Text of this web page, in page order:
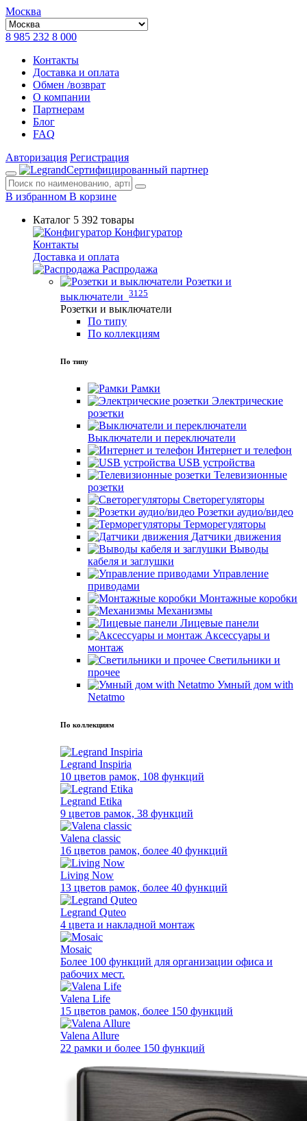
Москва
8 985 232 8 000
Контакты
Доставка и оплата
Обмен /возврат
О компании
Партнерам
Блог
FAQ
Авторизация Регистрация
Сертифицированный партнер
В избранном В корзине
Каталог 5 392 товары
Конфигуратор
Контакты
Доставка и оплата
Распродажа
Розетки и
выключатели 3125
Розетки и выключатели
По типу
По коллекциям
По типу
Рамки
Электрические
розетки
Выключатели и переключатели
Интернет и телефон
USB устройства
Телевизионные
розетки
Светорегуляторы
Розетки аудио/видео
Терморегуляторы
Датчики движения
Выводы
кабеля и заглушки
Управление
приводами
Монтажные коробки
Механизмы
Лицевые панели
Аксессуары и
монтаж
Светильники и
прочее
Умный дом with
Netatmo
По коллекциям
Legrand Inspiria
10 цветов рамок, 108 функций
Legrand Etika
9 цветов рамок, 38 функций
Valena classic
16 цветов рамок, более 40 функций
Living Now
13 цветов рамок, более 40 функций
Legrand Quteo
4 цвета и накладной монтаж
Mosaic
Более 100 функций для организации офиса и
рабочих мест.
Valena Life
15 цветов рамок, более 150 функций
Valena Allure
22 рамки и более 150 функций